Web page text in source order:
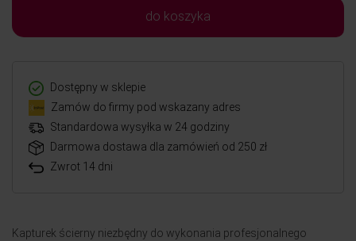
do koszyka
Dostępny w sklepie
Zamów do firmy pod wskazany adres
Standardowa wysyłka w 24 godziny
Darmowa dostawa dla zamówień od 250 zł
Zwrot 14 dni
Kapturek ścierny niezbędny do wykonania profesjonalnego